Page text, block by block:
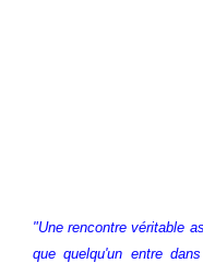
photos
"Une rencontre véritable
que quelqu'un entre